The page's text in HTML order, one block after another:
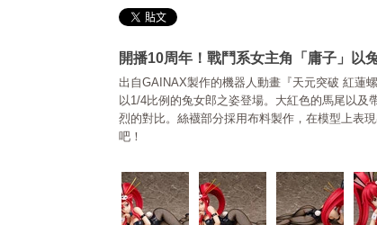
開播10周年！戰鬥系女主角「庸子」以
出自GAINAX製作的機器人動畫『天元突破 紅蓮
以1/4比例的兔女郎之姿登場。大紅色的馬尾以及
烈的對比。絲襪部分採用布料製作，在模型上表
吧！